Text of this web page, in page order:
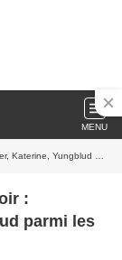
MENU
les invités ce 6 décembre.
:
parmi les